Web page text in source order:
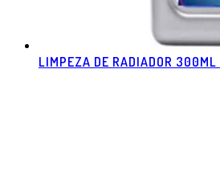
LIMPEZA DE RADIADOR 300ML